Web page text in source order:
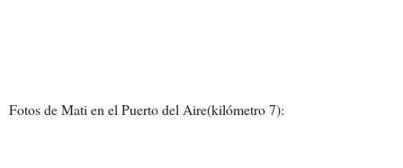
Fotos de Mati en el Puerto del Aire(kilómetro 7):